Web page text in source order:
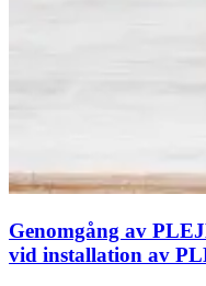
Genomgång av
vid installation av